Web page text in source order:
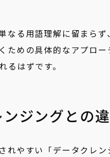
なる用語理解に留まら
ための具体的なアプロ
はずです。
ジングとの
れやすい「データクレ